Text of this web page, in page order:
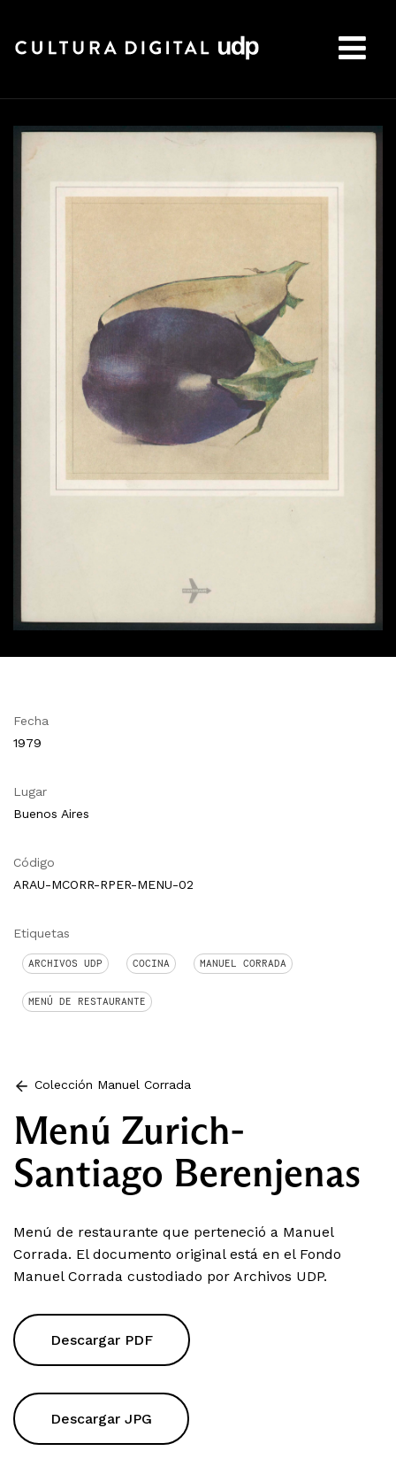
Fecha
1979
Lugar
Buenos Aires
Código
ARAU-MCORR-RPER-MENU-02
Etiquetas
ARCHIVOS UDP COCINA MANUEL CORRADA
MENÚ DE RESTAURANTE
Colección Manuel Corrada
Menú Zurich-
Santiago Berenjenas
Menú de restaurante que perteneció a Manuel
Corrada. El documento original está en el Fondo
Manuel Corrada custodiado por Archivos UDP.
Descargar PDF
Descargar JPG